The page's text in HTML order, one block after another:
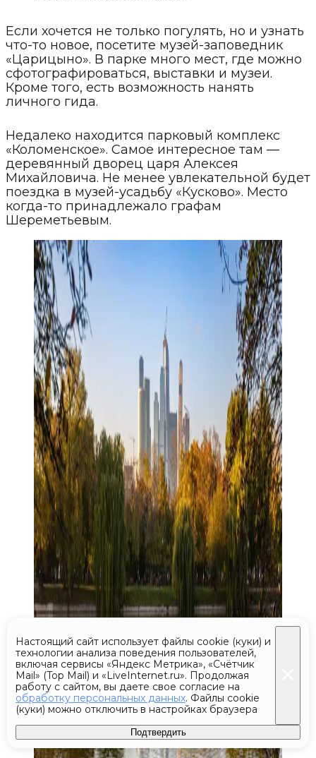
Если хочется не только погулять, но и узнать
что-то новое, посетите музей-заповедник
«Царицыно». В парке много мест, где можно
сфотографироваться, выставки и музеи.
Кроме того, есть возможность нанять
личного гида.
Недалеко находится парковый комплекс
«Коломенское». Самое интересное там —
деревянный дворец царя Алексея
Михайловича. Не менее увлекательной будет
поездка в музей-усадьбу «Кусково». Место
когда-то принадлежало графам
Шереметьевым.
Настоящий сайт использует файлы cookie (куки) и
технологии анализа поведения пользователей,
включая сервисы «Яндекс Метрика», «Счётчик
Mail» (Top Mail) и «LiveInternet.ru». Продолжая
работу с сайтом, вы даете свое согласие на
обработку персональных данных. Файлы cookie
(куки) можно отключить в настройках браузера
Подтвердить